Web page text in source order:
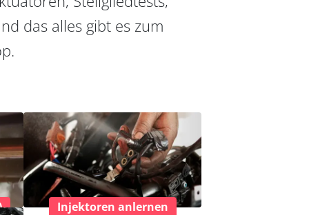
das alles gibt es zum
Injektoren anlernen